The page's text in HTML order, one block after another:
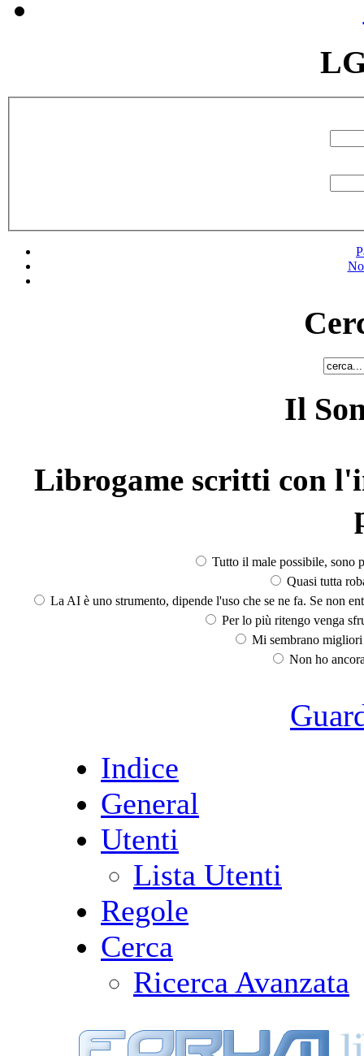
Il
Librogame scritti con
Tutto il male possibile, sono
Quasi tutta
La AI è uno strumento, dipende l'uso che se ne fa. Se non
Per lo più ritengo venga
Mi sembrano
Non ho
Indice
General
Utenti
Lista Utenti
Regole
Cerca
Ricerca Avanzata